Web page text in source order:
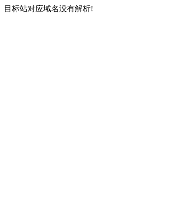
目标站对应域名没有解析!